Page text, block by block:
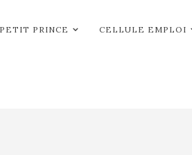
PRINCE CELLULE EMPLOI